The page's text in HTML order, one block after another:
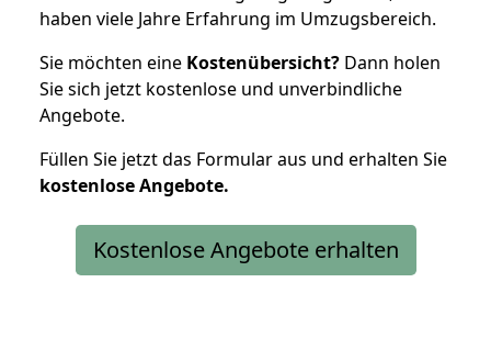
haben viele Jahre Erfahrung im Umzugsbereich.
Sie möchten eine Kostenübersicht? Dann holen
Sie sich jetzt kostenlose und unverbindliche
Angebote.
Füllen Sie jetzt das Formular aus und erhalten Sie
kostenloseAngebote.
Kostenlose Angebote erhalten